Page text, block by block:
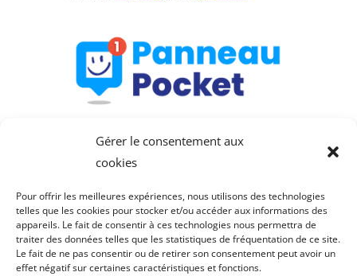
Gérer le consentement aux
cookies
Pour offrir les meilleures expériences, nous utilisons des technologies
telles que les cookies pour stocker et/ou accéder aux informations des
appareils. Le fait de consentir à ces technologies nous permettra de
traiter des données telles que les statistiques de fréquentation de ce site.
Le fait de ne pas consentir ou de retirer son consentement peut avoir un
effet négatif sur certaines caractéristiques et fonctions.
Saint-Julien-de-Lampon
fait partie de la Communauté de communes du